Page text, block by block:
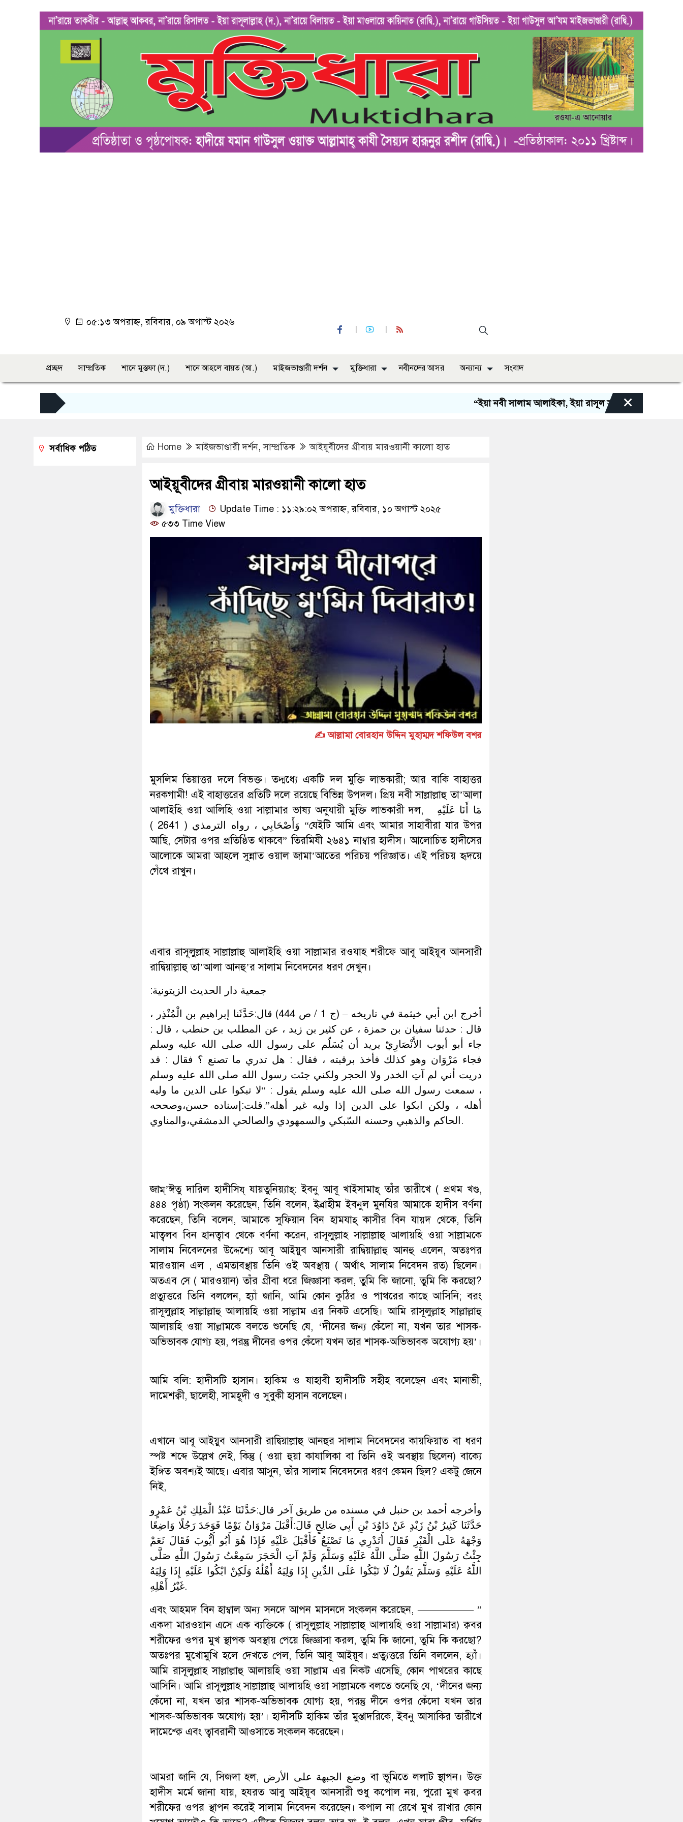
০৫:১৩ অপরাহ্ন, রবিবার, ০৯ অগাস্ট ২০২৬
প্রচ্ছদ সাম্প্রতিক শানে মুস্তফা (দ.) শানে আহলে বায়ত (আ.) মাইজভাণ্ডারী দর্শন মুক্তিধারা নবীনদের আসর অন্যান্য সংবাদ
“ইয়া নবী সালাম আলাইকা, ইয়া রাসূল সালাম আলাইকা, ইয়া
×
Home মাইজভাণ্ডারী দর্শন,সাম্প্রতিক আইয়ূবীদের গ্রীবায় মারওয়ানী কালো হাত
আইয়ূবীদের গ্রীবায় মারওয়ানী কালো হাত
মুক্তিধারা
Update Time : ১১:২৯:০২ অপরাহ্ন, রবিবার, ১০ অগাস্ট ২০২৫
৫৩৩ Time View
✍️ আল্লামা বোরহান উদ্দিন মুহাম্মদ শফিউল বশর
মুসলিম তিয়াত্তর দলে বিভক্ত। তদ্মধ্যে একটি দল মুক্তি লাভকারী; আর বাকি বাহাত্তর
নরকগামী! এই বাহাত্তরের প্রতিটি দলে রয়েছে বিভিন্ন উপদল। প্রিয় নবী সাল্লাল্লাহু তা’আলা
আলাইহি ওয়া আলিহি ওয়া সাল্লামার ভাষ্য অনুযায়ী মুক্তি লাভকারী দল, مَا أَنَا عَلَيْهِ
وَأَصْحَابِي ، رواه الترمذي ( 2641 ) “যেইটি আমি এবং আমার সাহাবীরা যার উপর
আছি, সেটার ওপর প্রতিষ্ঠিত থাকবে” তিরমিযী ২৬৪১ নাম্বার হাদীস। আলোচিত হাদীসের
আলোকে আমরা আহলে সুন্নাত ওয়াল জামা’আতের পরিচয় পরিজ্ঞাত। এই পরিচয় হৃদয়ে
গেঁথে রাখুন।
এবার রাসূলুল্লাহ সাল্লাল্লাহু আলাইহি ওয়া সাল্লামার রওযাহ শরীফে আবূ আইয়ূব আনসারী
রাদ্বিয়াল্লাহু তা’আলা আনহু’র সালাম নিবেদনের ধরণ দেখুন।
:جمعية دار الحديث الزيتونية
أخرج ابن أبي خيثمة في تاريخه – (ج 1 / ص 444) قال:حَدَّثَنا إبراهيم بن الْمُنْذِر ،
قال : حدثنا سفيان بن حمزة ، عن كثير بن زيد ، عن المطلب بن حنطب ، قال :
جاء أبو أيوب الأَنْصَارِيّ يريد أن يُسَلّم على رسول الله صلى الله عليه وسلم
فجاء مَرْوَان وهو كذلك فأخذ برقبته ، فقال : هل تدري ما تصنع ؟ فقال : قد
دريت أني لم آتِ الخدر ولا الحجر ولكني جئت رسول الله صلى الله عليه وسلم
، سمعت رسول الله صلى الله عليه وسلم يقول : “لا تبكوا على الدين ما وليه
أهله ، ولكن ابكوا على الدين إذا وليه غير أهله”.قلت:إسناده حسن،وصححه
الحاكم والذهبي وحسنه السّبكي والسمهودي والصالحي الدمشقي،والمناوي.
জাম্’ঈতু দারিল হাদীসিয্ যায়তুনিয়্যাহ্: ইবনু আবূ খাইসামাহ্ তাঁর তারীখে ( প্রথম খণ্ড,
৪৪৪ পৃষ্ঠা) সংকলন করেছেন, তিনি বলেন, ইব্রাহীম ইবনুল মুনযির আমাকে হাদীস বর্ণনা
করেছেন, তিনি বলেন, আমাকে সুফিয়ান বিন হামযাহ্ কাসীর বিন যায়্দ থেকে, তিনি
মাত্বলব বিন হানত্বাব থেকে বর্ণনা করেন, রাসূলুল্লাহ সাল্লাল্লাহু আলায়হি ওয়া সাল্লামকে
সালাম নিবেদনের উদ্দেশ্যে আবূ আইয়ুব আনসারী রাদ্বিয়াল্লাহু আনহু এলেন, অতঃপর
মারওয়ান এল , এমতাবস্থায় তিনি ওই অবস্থায় ( অর্থাৎ সালাম নিবেদন রত) ছিলেন।
অতএব সে ( মারওয়ান) তাঁর গ্রীবা ধরে জিজ্ঞাসা করল, তুমি কি জানো, তুমি কি করছো?
প্রত্যুত্তরে তিনি বললেন, হ্যাঁ জানি, আমি কোন কুঠির ও পাথরের কাছে আসিনি; বরং
রাসূলুল্লাহ সাল্লাল্লাহু আলায়হি ওয়া সাল্লাম এর নিকট এসেছি। আমি রাসূলুল্লাহ সাল্লাল্লাহু
আলায়হি ওয়া সাল্লামকে বলতে শুনেছি যে, ‘দীনের জন্য কেঁদো না, যখন তার শাসক-
অভিভাবক যোগ্য হয়, পরন্তু দীনের ওপর কেঁদো যখন তার শাসক-অভিভাবক অযোগ্য হয়’।
আমি বলি: হাদীসটি হাসান। হাকিম ও যাহাবী হাদীসটি সহীহ বলেছেন এবং মানাভী,
দামেশক্বী, ছালেহী, সামহূদী ও সুবুকী হাসান বলেছেন।
এখানে আবূ আইয়ুব আনসারী রাদ্বিয়াল্লাহু আনহুর সালাম নিবেদনের কায়ফিয়াত বা ধরণ
স্পষ্ট শব্দে উল্লেখ নেই, কিন্তু ( ওয়া হুয়া কাযালিকা বা তিনি ওই অবস্থায় ছিলেন) বাক্যে
ইঙ্গিত অবশ্যই আছে। এবার আসুন, তাঁর সালাম নিবেদনের ধরণ কেমন ছিল? একটু জেনে
নিই,
وأخرجه أحمد بن حنبل في مسنده من طريق آخر قال:حَدَّثَنَا عَبْدُ الْمَلِكِ بْنُ عَمْرٍو
حَدَّثَنَا كَثِيرُ بْنُ زَيْدٍ عَنْ دَاوُدَ بْنِ أَبِي صَالِحٍ قَالَ:أَقْبَلَ مَرْوَانُ يَوْمًا فَوَجَدَ رَجُلًا وَاضِعًا
وَجْهَهُ عَلَى الْقَبْرِ فَقَالَ أَتَدْرِي مَا تَصْنَعُ فَأَقْبَلَ عَلَيْهِ فَإِذَا هُوَ أَبُو أَيُّوبَ فَقَالَ نَعَمْ
جِئْتُ رَسُولَ اللَّهِ صَلَّى اللَّهُ عَلَيْهِ وَسَلَّمَ وَلَمْ آتِ الْحَجَرَ سَمِعْتُ رَسُولَ اللَّهِ صَلَّى
اللَّهُ عَلَيْهِ وَسَلَّمَ يَقُولُ لَا تَبْكُوا عَلَى الدِّينِ إِذَا وَلِيَهُ أَهْلُهُ وَلَكِنْ ابْكُوا عَلَيْهِ إِذَا وَلِيَهُ
غَيْرُ أَهْلِهِ.
এবং আহমদ বিন হাম্বাল অন্য সনদে আপন মাসনদে সংকলন করেছেন, —————– ”
একদা মারওয়ান এসে এক ব্যক্তিকে ( রাসূলুল্লাহ সাল্লাল্লাহু আলায়হি ওয়া সাল্লামার) ক্ববর
শরীফের ওপর মুখ স্থাপক অবস্থায় পেয়ে জিজ্ঞাসা করল, তুমি কি জানো, তুমি কি করছো?
অতঃপর মুখোমুখি হলে দেখতে পেল, তিনি আবূ আইয়ূব। প্রত্যুত্তরে তিনি বললেন, হ্যাঁ।
আমি রাসূলুল্লাহ সাল্লাল্লাহু আলায়হি ওয়া সাল্লাম এর নিকট এসেছি, কোন পাথরের কাছে
আসিনি। আমি রাসূলুল্লাহ সাল্লাল্লাহু আলায়হি ওয়া সাল্লামকে বলতে শুনেছি যে, ‘দীনের জন্য
কেঁদো না, যখন তার শাসক-অভিভাবক যোগ্য হয়, পরন্তু দীনে ওপর কেঁদো যখন তার
শাসক-অভিভাবক অযোগ্য হয়’। হাদীসটি হাকিম তাঁর মুস্তাদরিকে, ইবনু আসাকির তারীখে
দামেশ্ক্বে এবং ত্বাবরানী আওসাতে সংকলন করেছেন।
আমরা জানি যে, সিজদা হল, وضع الجبهة على الأرض বা ভূমিতে ললাট স্থাপন। উক্ত
হাদীস মর্মে জানা যায়, হযরত আবু আইয়ূব আনসারী শুধু কপোল নয়, পুরো মুখ ক্ববর
শরীফের ওপর স্থাপন করেই সালাম নিবেদন করেছেন। কপাল না রেখে মুখ রাখার কোন
সর্বাধিক পঠিত